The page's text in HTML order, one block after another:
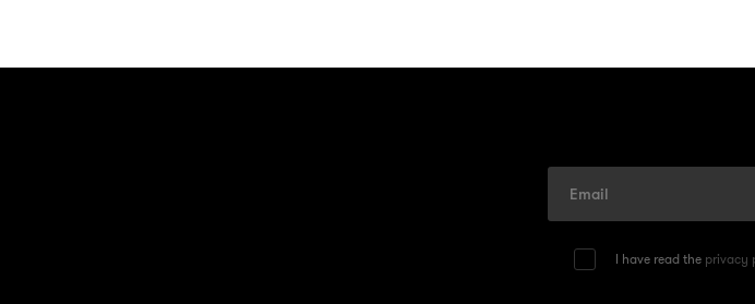
I have read the privacy